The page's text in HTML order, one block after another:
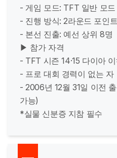
- 게임 모드: TFT 일반 모드
- 진행 방식: 2라운드 포인
- 본선 진출: 예선 상위 8명
▶ 참가 자격
- TFT 시즌 14·15 다이아
- 프로 대회 경력이 없는 자
- 2006년 12월 31일 이전
가능)
*실물 신분증 지참 필수